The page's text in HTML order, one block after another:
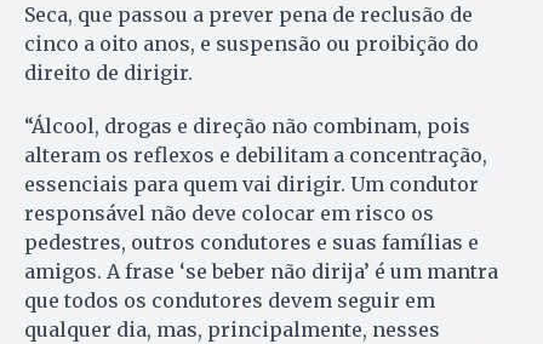
Seca, que passou a prever pena de reclusão de
cinco a oito anos, e suspensão ou proibição do
direito de dirigir.
“Álcool, drogas e direção não combinam, pois
alteram os reflexos e debilitam a concentração,
essenciais para quem vai dirigir. Um condutor
responsável não deve colocar em risco os
pedestres, outros condutores e suas famílias e
amigos. A frase ‘se beber não dirija’ é um mantra
que todos os condutores devem seguir em
qualquer dia, mas, principalmente, nesses